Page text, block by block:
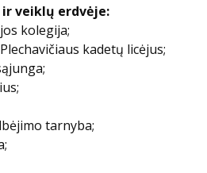
ir veiklų erdvėje:
kolegija;
kadetų licėjus;
tarnyba;